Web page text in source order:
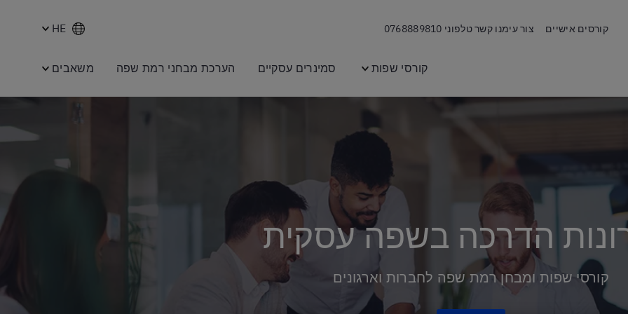
קורסים אישיים צור עימנו קשר טלפוני 0768889810
HE
קורסי שפות סמינרים עסקיים הערכת מבחני רמת שפה משאבים
הדרכה בשפה עסקית
קורסי שפות ומבחן רמת שפה לחברות וארגונים